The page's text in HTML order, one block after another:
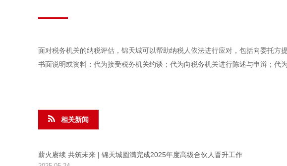
面对税务机关的纳税评估，锦天城可以帮助纳税人依法进行应对，包括向委托方
书面说明或资料；代为接受税务机关约谈；代为向税务机关进行陈述与申辩；代
相关新闻
薪火赓续 共筑未来 | 锦天城圆满完成2025年度高级合伙人晋升工作